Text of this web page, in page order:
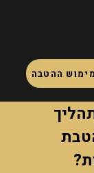
ההטבה